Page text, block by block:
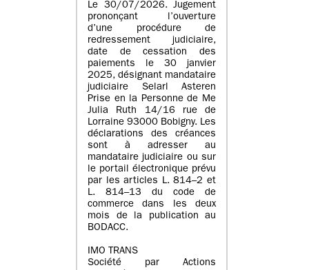
Le 30/07/2026. Jugement
prononçant l’ouverture
d’une procédure de
redressement judiciaire,
date de cessation des
paiements le 30 janvier
2025, désignant mandataire
judiciaire Selarl Asteren
Prise en la Personne de Me
Julia Ruth 14/16 rue de
Lorraine 93000 Bobigny. Les
déclarations des créances
sont à adresser au
mandataire judiciaire ou sur
le portail électronique prévu
par les articles L. 814–2 et
L. 814–13 du code de
commerce dans les deux
mois de la publication au
BODACC.
IMO TRANS
Société par Actions